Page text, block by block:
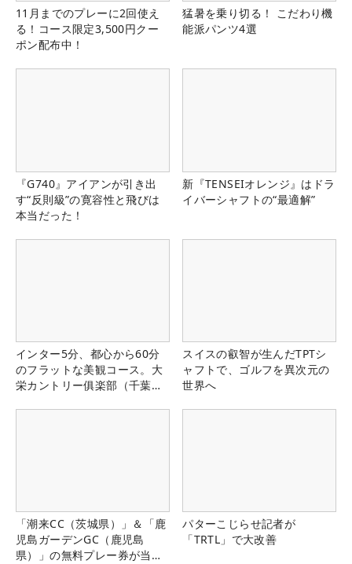
11月までのプレーに2回使え
る！コース限定3,500円クー
ポン配布中！
猛暑を乗り切る！ こだわり機
能派パンツ4選
『G740』アイアンが引き出
す“反則級”の寛容性と飛びは
本当だった！
新『TENSEIオレンジ』はドラ
イバーシャフトの“最適解”
インター5分、都心から60分
のフラットな美観コース。大
栄カントリー俱楽部（千葉
スイスの叡智が生んだTPTシ
ャフトで、ゴルフを異次元の
世界へ
「潮来CC（茨城県）」＆「鹿
児島ガーデンGC（鹿児島
県）」の無料プレー券が当た
パターこじらせ記者が
「TRTL」で大改善